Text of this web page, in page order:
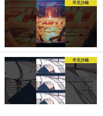
早見沙織
早見沙織